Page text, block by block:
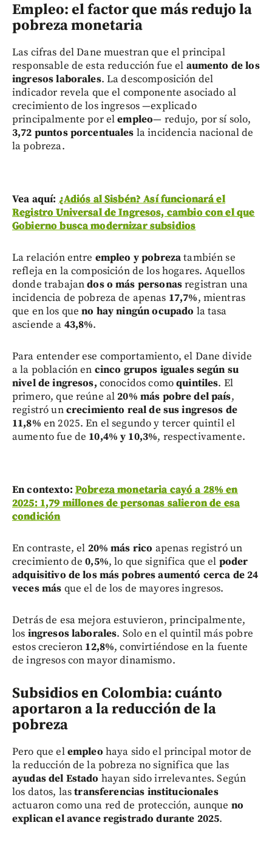
Empleo: el factor que más redujo la
pobreza monetaria
Las cifras del Dane muestran que el principal
responsable de esta reducción fue el aumento de los
ingresos laborales. La descomposición del
indicador revela que el componente asociado al
crecimiento de los ingresos —explicado
principalmente por elempleo— redujo, por sí solo,
3,72 puntos porcentuales la incidencia nacional de
la pobreza.
Vea aquí: ¿Adiós al Sisbén? Así funcionará el
Registro Universal de Ingresos, cambio con el que
Gobierno busca modernizar subsidios
La relación entre empleo y pobrezatambién se
refleja en la composición de los hogares. Aquellos
donde trabajandos o más personasregistran una
incidencia de pobreza de apenas 17,7%, mientras
que en los queno hay ningún ocupado la tasa
asciende a 43,8%.
Para entender ese comportamiento, el Dane divide
a la población en cinco grupos iguales según su
nivel de ingresos, conocidos comoquintiles. El
primero, que reúne al20% más pobre del país,
registró uncrecimiento real de sus ingresos de
11,8% en 2025. En el segundo y tercer quintil el
aumento fue de 10,4% y 10,3%, respectivamente.
En contexto: Pobreza monetaria cayó a 28% en
2025: 1,79 millones de personas salieron de esa
condición
En contraste, el 20% más rico apenas registró un
crecimiento de0,5%, lo que significa que el poder
adquisitivo de los más pobres aumentó cerca de 24
veces más que el de los de mayores ingresos.
Detrás de esa mejora estuvieron, principalmente,
los ingresos laborales. Solo en el quintil más pobre
estos crecieron 12,8%, convirtiéndose en la fuente
de ingresos con mayor dinamismo.
Subsidios en Colombia: cuánto
aportaron a la reducción de la
pobreza
Pero que elempleo haya sido el principal motor de
la reducción de la pobreza no significa que las
ayudas del Estado hayan sido irrelevantes. Según
los datos, lastransferencias institucionales
actuaron como una red de protección, aunque no
explican el avance registrado durante 2025.